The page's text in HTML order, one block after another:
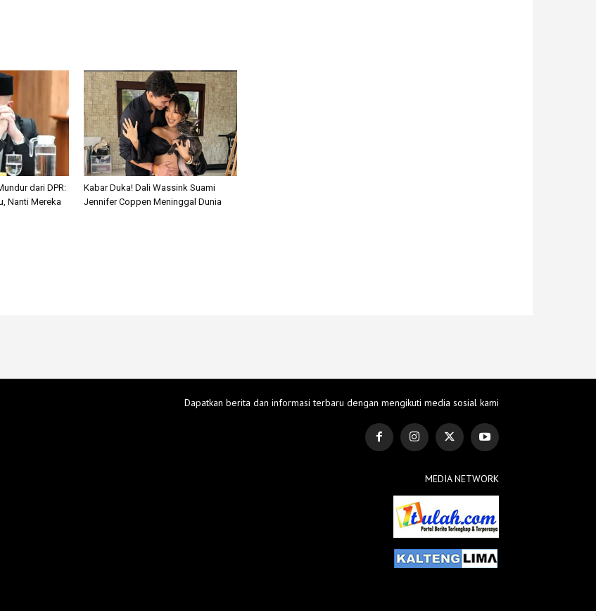
dari DPR:
Nanti Mereka
Kabar Duka! Dali Wassink Suami
Jennifer Coppen Meninggal Dunia
Dapatkan berita dan informasi terbaru dengan mengikuti media sosial kami
MEDIA NETWORK